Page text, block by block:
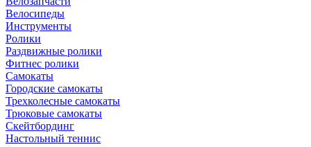
Велосипеды
Инструменты
Ролики
Раздвижные ролики
Фитнес ролики
Самокаты
Городские самокаты
Трехколесные самокаты
Трюковые самокаты
Скейтбординг
Настольный теннис